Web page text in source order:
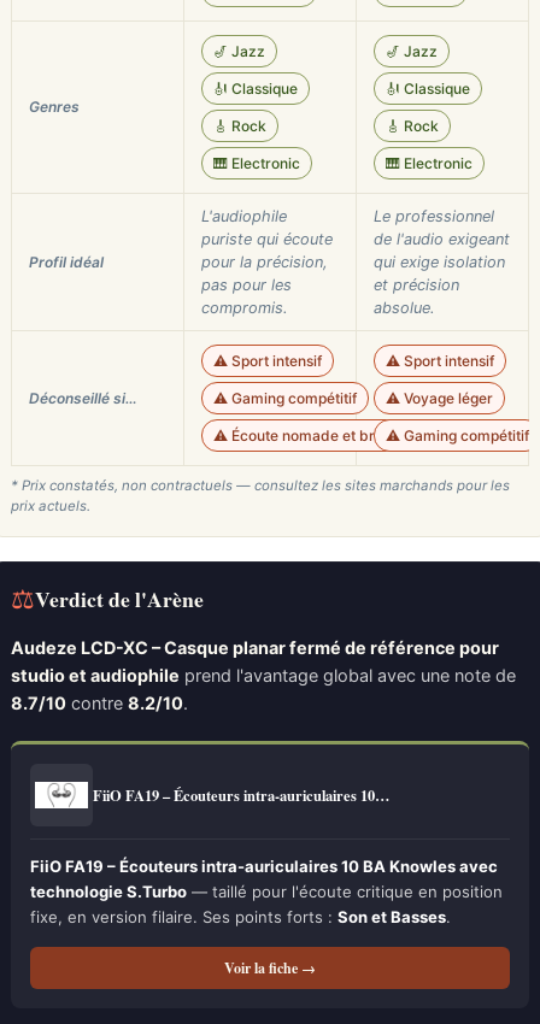
Genres
🎷 Jazz
🎻 Classique
🎸 Rock
🎹 Electronic
🎷 Jazz
🎻 Classique
🎸 Rock
🎹 Electronic
Profil idéal
L'audiophile
puriste qui écoute
pour la précision,
pas pour les
compromis.
Le professionnel
de l'audio exigeant
qui exige isolation
et précision
absolue.
Déconseillé si…
⚠️ Sport intensif
⚠️ Gaming compétitif
⚠️ Écoute nomade et bruyante
⚠️ Sport intensif
⚠️ Voyage léger
⚠️ Gaming compétitif
* Prix constatés, non contractuels — consultez les sites marchands pour les
prix actuels.
⚖Verdict de l'Arène
Audeze LCD-XC – Casque planar fermé de référence pour
studio et audiophile prend l'avantage global avec une note de
8.7/10 contre 8.2/10.
FiiO FA19 – Écouteurs intra-auriculaires 10…
FiiO FA19 – Écouteurs intra-auriculaires 10 BA Knowles avec
technologie S.Turbo — taillé pour l'écoute critique en position
fixe, en version filaire. Ses points forts : Son et Basses.
Voir la fiche →